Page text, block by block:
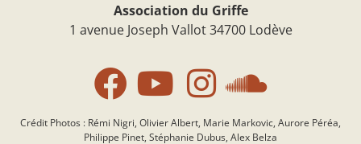
Association du Griffe
1 avenue Joseph Vallot 34700 Lodève
Crédit Photos : Rémi Nigri, Olivier Albert, Marie Markovic, Aurore Péréa,
Philippe Pinet, Stéphanie Dubus, Alex Belza